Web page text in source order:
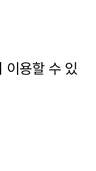
이용할 수 있